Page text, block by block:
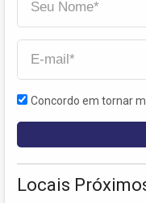
Concordo em tornar
Locais